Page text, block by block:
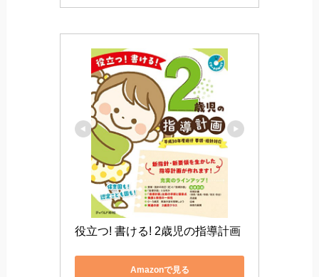
役立つ! 書ける! 2歳児の指導計画
Amazonで見る